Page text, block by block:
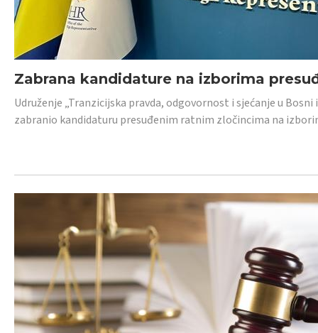
Zabrana kandidature na izborima
Udruženje „Tranzicijska pravda, odgovornost i sjećanje u
zabranio kandidaturu presuđenim ratnim zločincima na